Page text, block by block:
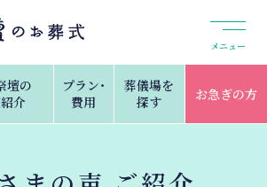
メニュー
壇の
介
プラン・
費用
葬儀場を
探す
お急ぎの方